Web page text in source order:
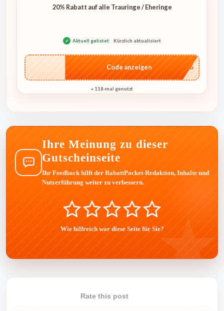
20% Rabatt auf alle Trauringe / Eheringe
✓ Aktuell gelistet Kürzlich aktualisiert
…IT26
Code anzeigen
● 118-mal genutzt
Ihre Meinung zu dieser
Gutscheinseite
Ihr Feedback hilft der RabattPocket-Redaktion, Inhalte und
Nutzerführung weiter zu verbessern.
Wie hilfreich war diese Seite für Sie?
Rate this post